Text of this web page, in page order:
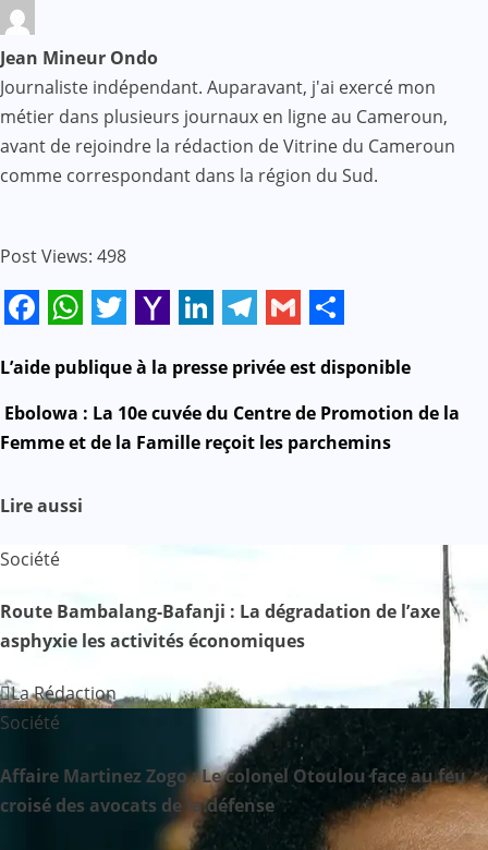
Jean Mineur Ondo
Journaliste indépendant. Auparavant, j'ai exercé mon
métier dans plusieurs journaux en ligne au Cameroun,
avant de rejoindre la rédaction de Vitrine du Cameroun
comme correspondant dans la région du Sud.
Post Views: 498
Mail
N
a
i
g
a
t
i
o
n
L’aide publique à la presse privée est disponible
Ebolowa : La 10e cuvée du Centre de Promotion de la
Femme et de la Famille reçoit les parchemins
Lire aussi
Société
Route Bambalang-Bafanji : La dégradation de l’axe
asphyxie les activités économiques
La Rédaction
Société
Affaire Martinez Zogo : Le colonel Otoulou face au feu
croisé des avocats de la défense